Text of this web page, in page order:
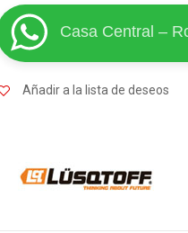
Casa Central –
Añadir a la lista de deseos